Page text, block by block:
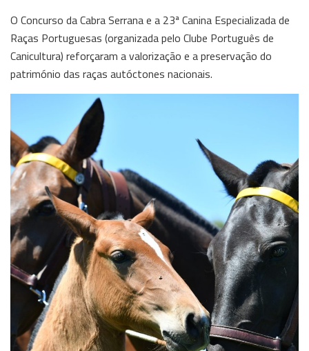
O Concurso da Cabra Serrana e a 23ª Canina Especializada de
Raças Portuguesas (organizada pelo Clube Português de
Canicultura) reforçaram a valorização e a preservação do
património das raças autóctones nacionais.